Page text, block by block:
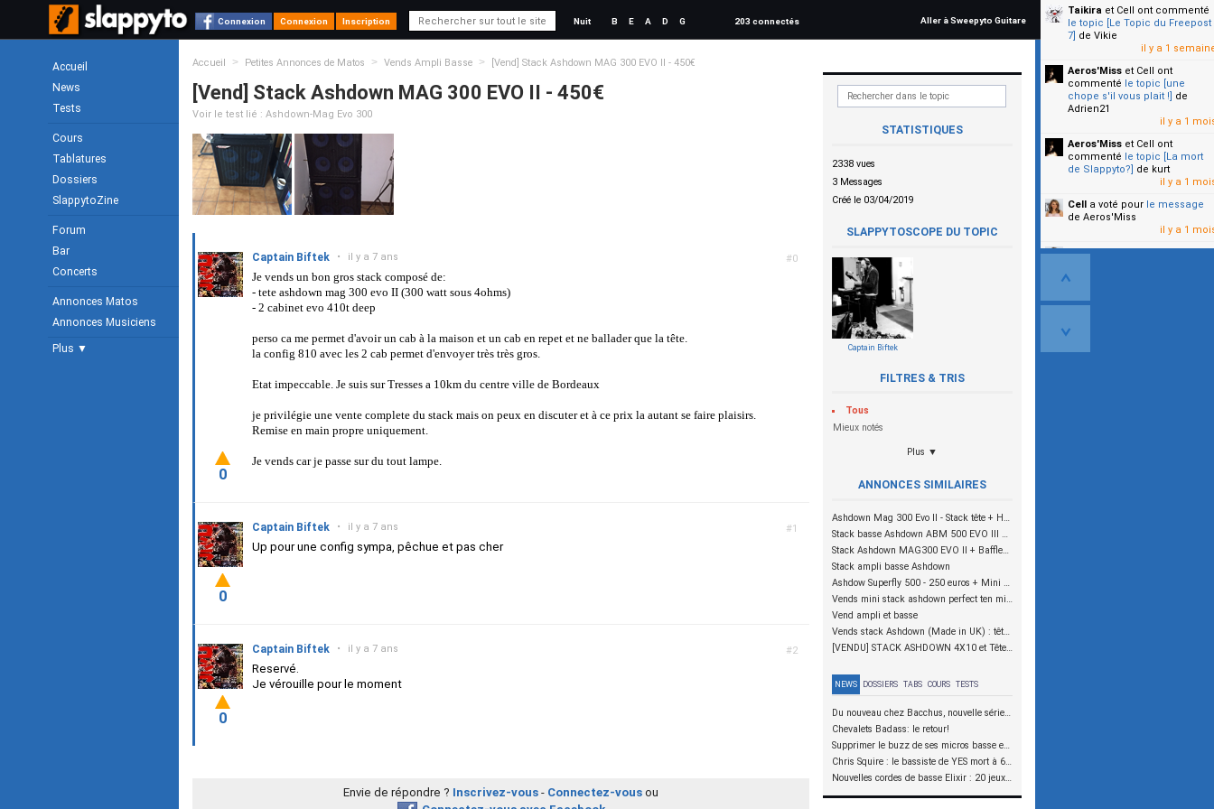
Connexion Connexion Inscription Nuit B E A D G 203 connectés Aller à Sweepyto Guitare
Accueil
News
Tests
Cours
Tablatures
Dossiers
SlappytoZine
Forum
Bar
Concerts
Annonces Matos
Annonces Musiciens
Plus ▼
Accueil > Petites Annonces de Matos > Vends Ampli Basse > [Vend] Stack Ashdown MAG 300 EVO II - 450€
[Vend] Stack Ashdown MAG 300 EVO II - 450€
Voir le test lié : Ashdown-Mag Evo 300
STATISTIQUES
2338 vues
3 Messages
Créé le 03/04/2019
SLAPPYTOSCOPE DU TOPIC
Captain Biftek
FILTRES & TRIS
Tous
Mieux notés
Plus ▼
ANNONCES SIMILAIRES
Ashdown Mag 300 Evo II - Stack tête + HP - 300€
Stack basse Ashdown ABM 500 EVO III + enceintes - 600€ (VENDU)
Stack Ashdown MAG300 EVO II + Baffles MAG410T et MAG115 450€ dept 76
Stack ampli basse Ashdown
Ashdow Superfly 500 - 250 euros + Mini Stack Ashdown / Peavey 10" 100watts 230 euros
Vends mini stack ashdown perfect ten minirig.
Vend ampli et basse
Vends stack Ashdown (Made in UK) : tête 500 RC EVO II + 2x10" tweeter + 15"
[VENDU] STACK ASHDOWN 4X10 et Tête ashdown, ROCK INSIDE!
NEWS DOSSIERS TABS COURS TESTS
Du nouveau chez Bacchus, nouvelle série SCD
Chevalets Badass: le retour!
Supprimer le buzz de ses micros basse en reliant les aimants à la masse
Chris Squire : le bassiste de YES mort à 67 ans
Nouvelles cordes de basse Elixir : 20 jeux à tester !
#0
Captain Biftek • il y a 7 ans
Je vends un bon gros stack composé de:
- tete ashdown mag 300 evo II (300 watt sous 4ohms)
- 2 cabinet evo 410t deep
perso ca me permet d'avoir un cab à la maison et un cab en repet et ne ballader que la tête.
la config 810 avec les 2 cab permet d'envoyer très très gros.
Etat impeccable. Je suis sur Tresses a 10km du centre ville de Bordeaux
je privilégie une vente complete du stack mais on peux en discuter et à ce prix la autant se faire plaisirs.
Remise en main propre uniquement.
Je vends car je passe sur du tout lampe.
0
#1
Captain Biftek • il y a 7 ans
Up pour une config sympa, pêchue et pas cher
0
#2
Captain Biftek • il y a 7 ans
Reservé.
Je vérouille pour le moment
0
Envie de répondre ? Inscrivez-vous - Connectez-vous ou
Taikira et Cell ont commenté
le topic [Le Topic du Freepost
7] de Vikie
il y a 1
Aeros'Miss et Cell ont
commenté le topic [une
chope s'il vous plait !] de
Adrien21
il y a 1
Aeros'Miss et Cell ont
commenté le topic [La mort
de Slappyto?] de kurt
il y a 1
Cell a voté pour le message
de Aeros'Miss
il y a 1
Cella voté pourle message